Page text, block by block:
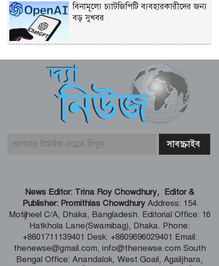
বিনামূল্যে চ্যাটজিপিটি ব্যবহারকারীদের জন্য
বড় সুখবর
নিয়মতান্ত্রিক কাঠামো: তথ্য ও সম্প্রচারমন্ত্রী
টেকসই গণতন্ত্র প্রতিষ্ঠায় স্বাধীন ও শক্তিশালী
গণমাধ্যমের বিকল্প নেই -মির্জা ফখরুল
জুলাই তথ্যচিত্র থেকে আবু সাঈদের ছবি-
ভিডিও যে কারণে বাদ দেওয়া হয়েছিল
থাইল্যান্ডে স্কুলে এলোপাতাড়ি গুলি, নিহত ৭
জাপানের শ্রমবাজারের উপযোগী দক্ষ জনশক্তি
গড়ে তুলবে সরকার -ববি হাজ্জাজ
News Editor: Trina Roy Chowdhury, Editor &
Publisher: Promithias Chowdhury Address: 154
Motijheel C/A, Dhaka, Bangladesh. Editorial Office: 16
Hatkhola Lane(Swamibag), Dhaka. Phone:
+8801711139401 Desk: +8809696029401 Email:
thenewse@gmail.com, info@thenewse.com South
Bengal Office: Anandalok, West Goail, Agailjhara,